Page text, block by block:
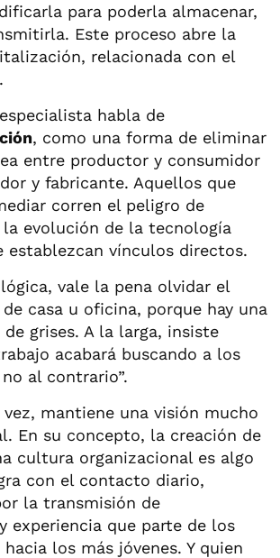
para poderla almacenar,
Este proceso abre la
relacionada con el
habla de
, como una forma de eliminar
entre productor y consumidor
y fabricante. Aquellos que
corren el peligro de
la evolución de la tecnología
establezcan vínculos directos.
vale la pena olvidar el
casa u oficina, porque hay una
grises. A la larga, insiste
acabará buscando a los
al contrario”.
vez, mantiene una visión mucho
En su concepto, la creación de
cultura organizacional es algo
con el contacto diario,
la transmisión de
experiencia que parte de los
los más jóvenes. Y quien